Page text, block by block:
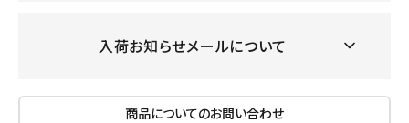
入荷お知らせメールについて
商品についてのお問い合わせ